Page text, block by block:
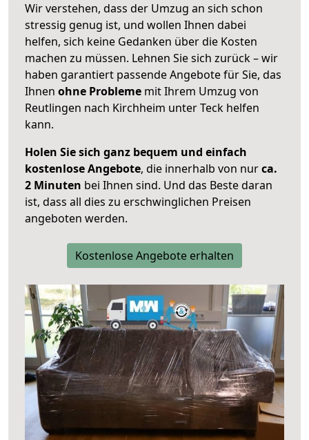
Wir verstehen, dass der Umzug an sich schon
stressig genug ist, und wollen Ihnen dabei
helfen, sich keine Gedanken über die Kosten
machen zu müssen. Lehnen Sie sich zurück – wir
haben garantiert passende Angebote für Sie, das
Ihnen ohne Probleme mit Ihrem Umzug von
Reutlingen nach Kirchheim unter Teck helfen
kann.
Holen Sie sich ganz bequem und einfach
kostenlose Angebote, die innerhalb von nurca.
2 Minuten bei Ihnen sind. Und das Beste daran
ist, dass all dies zu erschwinglichen Preisen
angeboten werden.
Kostenlose Angebote erhalten